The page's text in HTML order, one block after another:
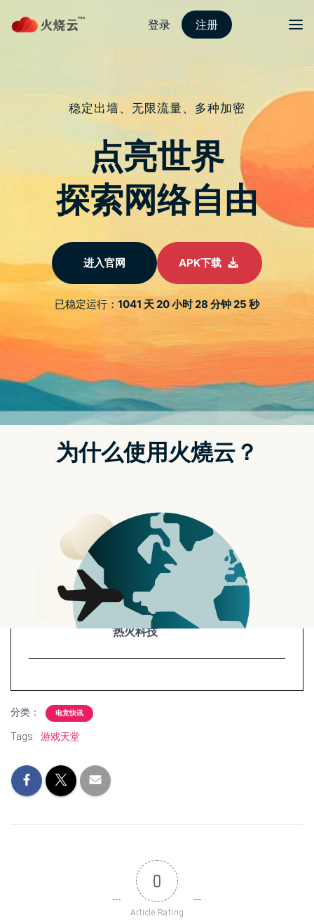
nordvpn 安卓
Steam 新品节将从 6/13 开始连 7 天
活动 提供数百款游戏新作试玩
2022 年 3 月 30 日由 热火科技 发布
透过Steam新品节，Vavlve预期将能让更多中小型游戏开发
商、独立游戏开发者能藉此与更多玩家互动，并且推广即将
推出的游戏作品，同时更可透过Steam服务平台让玩家抢先
游玩。
Valve稍早确认今年度的Steam新品节，将从6月13日展开为
发者透过直播分享游戏开发幕後。
Steam新品节已经接连举办几次，去年是在2月期间举办，
而前年则是选在10月时候展开，今年则是比照2019年回到6
月时候举办。
从时间点来看，Steam新品节有可能会与今年度的E3 2022
活动时间重叠，但以目前E3 2022尚未确定具体时程，而日
而透过Steam新品节，Vavlve预期将能让更多中小型游戏开
发商、独立游戏开发者能藉此与更多玩家互动，并且推广即
将推出的游戏作品，同时更可透过Steam服务平台让玩家抢
热火科技
分类： 电竞快讯
Tags: 游戏天堂
0
Article Rating